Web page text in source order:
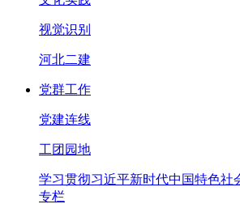
视觉识别
河北二建
党群工作
党建连线
工团园地
学习贯彻习近平新时代中国特色社
专栏